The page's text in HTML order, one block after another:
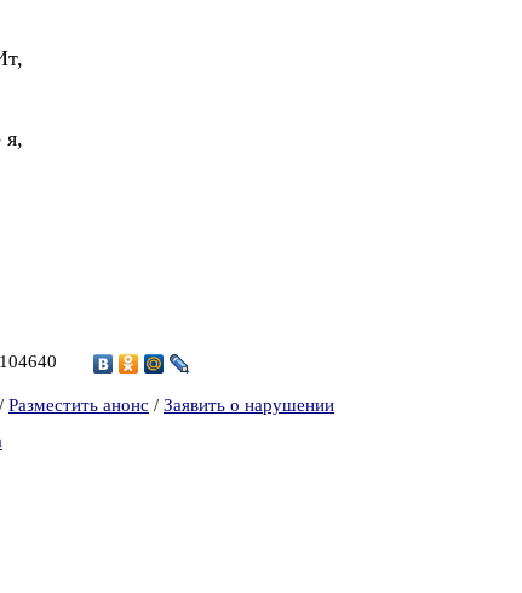
я,
/ Разместить анонс / Заявить о нарушении